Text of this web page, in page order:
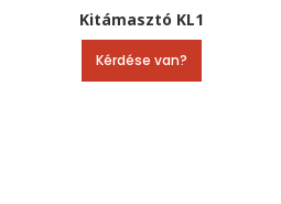
Kitámasztó KL1
Kérdése van?